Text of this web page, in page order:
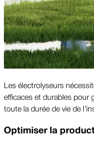
Les électrolyseurs
efficaces et durables pour
toute la durée de vie de
Optimiser la